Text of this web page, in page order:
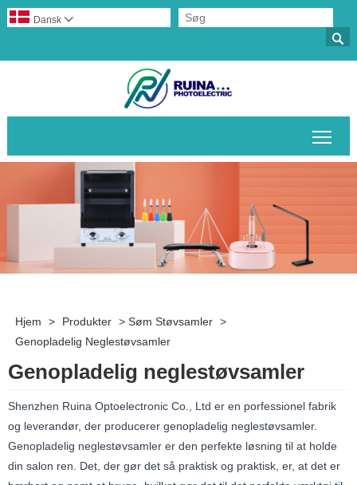

Dansk 
Hjem > Produkter > Søm Støvsamler >
Genopladelig Neglestøvsamler
Genopladelig neglestøvsamler
Shenzhen Ruina Optoelectronic Co., Ltd er en porfessionel fabrik
og leverandør, der producerer genopladelig neglestøvsamler.
Genopladelig neglestøvsamler er den perfekte løsning til at holde
din salon ren. Det, der gør det så praktisk og praktisk, er, at det er